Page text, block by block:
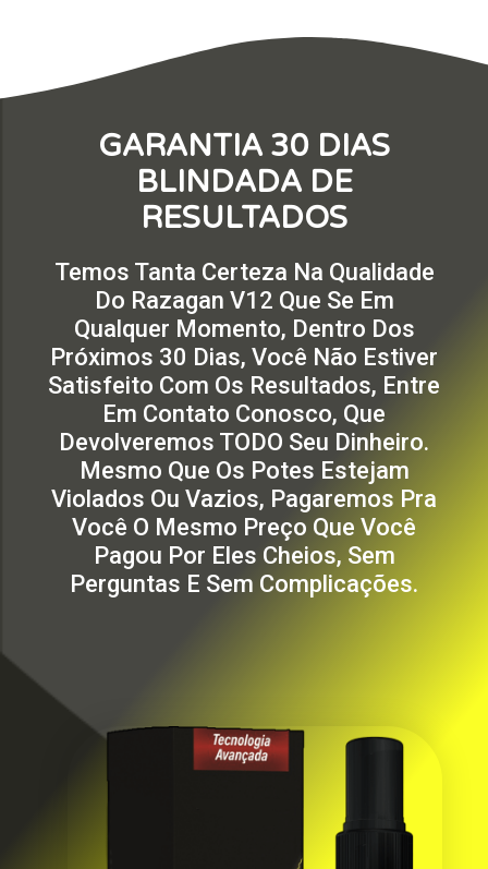
GARANTIA 30 DIAS
BLINDADA DE
RESULTADOS
Temos Tanta Certeza Na Qualidade
Do Razagan V12 Que Se Em
Qualquer Momento, Dentro Dos
Próximos 30 Dias, Você Não Estiver
Satisfeito Com Os Resultados, Entre
Em Contato Conosco, Que
Devolveremos TODO Seu Dinheiro.
Mesmo Que Os Potes Estejam
Violados Ou Vazios, Pagaremos Pra
Você O Mesmo Preço Que Você
Pagou Por Eles Cheios, Sem
Perguntas E Sem Complicações.